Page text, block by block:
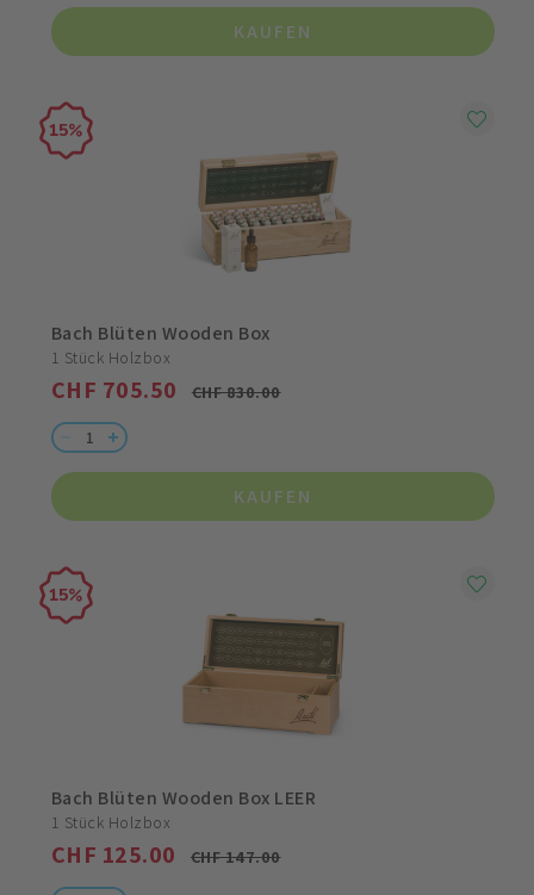
KAUFEN
15
Bach Blüten Wooden Box
1 Stück Holzbox
CHF 830.00
CHF 705.50
KAUFEN
15
Bach Blüten Wooden Box LEER
1 Stück Holzbox
CHF 147.00
CHF 125.00